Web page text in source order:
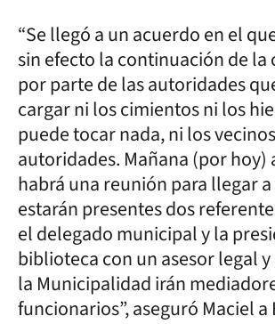
“Se llegó a un acuerdo en el
sin efecto la continuación de
por parte de las autoridades
cargar ni los cimientos ni los
puede tocar nada, ni los
autoridades. Mañana (por hoy)
habrá una reunión para llegar
estarán presentes dos
el delegado municipal y la
biblioteca con un asesor legal
la Municipalidad irán
funcionarios”, aseguró Maciel a